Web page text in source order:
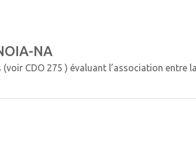
NA
CDO 275 ) évaluant l’association entre